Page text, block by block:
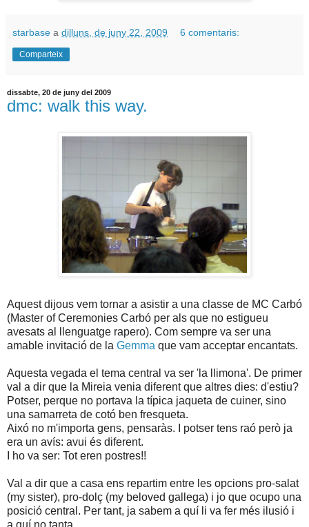
starbase a dilluns, de juny 22, 2009 6 comentaris:
Comparteix
dissabte, 20 de juny del 2009
dmc: walk this way.
Aquest dijous vem tornar a asistir a una classe de MC Carbó
(Master of Ceremonies Carbó per als que no estigueu
avesats al llenguatge rapero). Com sempre va ser una
amable invitació de la Gemma que vam acceptar encantats.
Aquesta vegada el tema central va ser 'la llimona'. De primer
val a dir que la Mireia venia diferent que altres dies: d'estiu?
Potser, perque no portava la típica jaqueta de cuiner, sino
una samarreta de cotó ben fresqueta.
Aixó no m'importa gens, pensaràs. I potser tens raó però ja
era un avís: avui és diferent.
I ho va ser: Tot eren postres!!
Val a dir que a casa ens repartim entre les opcions pro-salat
(my sister), pro-dolç (my beloved gallega) i jo que ocupo una
posició central. Per tant, ja sabem a quí li va fer més ilusió i
a quí no tanta...